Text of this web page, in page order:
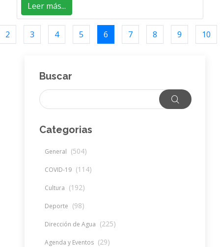
Leer más...
2 3 4 5 6 7 8 9 10
Buscar
Categorias
General (504)
COVID-19 (114)
Cultura (192)
Deporte (98)
Dirección de Agua (225)
Agenda y Eventos (29)